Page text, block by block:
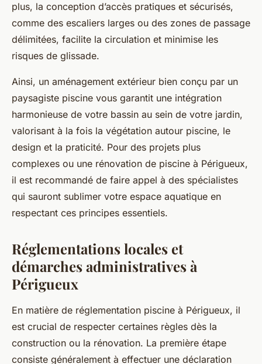
plus, la conception d’accès pratiques et sécurisés,
comme des escaliers larges ou des zones de passage
délimitées, facilite la circulation et minimise les
risques de glissade.
Ainsi, un aménagement extérieur bien conçu par un
paysagiste piscine vous garantit une intégration
harmonieuse de votre bassin au sein de votre jardin,
valorisant à la fois la végétation autour piscine, le
design et la praticité. Pour des projets plus
complexes ou une rénovation de piscine à Périgueux,
il est recommandé de faire appel à des spécialistes
qui sauront sublimer votre espace aquatique en
respectant ces principes essentiels.
Réglementations locales et
démarches administratives à
Périgueux
En matière de réglementation piscine à Périgueux, il
est crucial de respecter certaines règles dès la
construction ou la rénovation. La première étape
consiste généralement à effectuer une déclaration